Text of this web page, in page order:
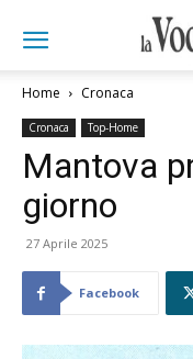
Home Cronaca
Cronaca Top-Home
Mantova
giorno
27 Aprile 2025
Facebook